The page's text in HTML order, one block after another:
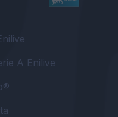
A Enilive